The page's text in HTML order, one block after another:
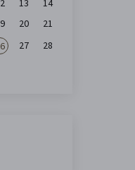
13
14
20
21
27
28